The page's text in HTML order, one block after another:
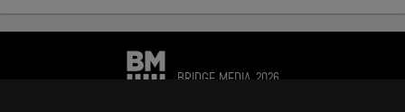
BRIDGE MEDIA, 2026